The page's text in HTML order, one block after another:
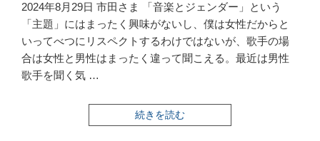
2024年8月29日 市田さま 「音楽とジェンダー」という
「主題」にはまったく興味がないし、僕は女性だからと
いってべつにリスペクトするわけではないが、歌手の場
合は女性と男性はまったく違って聞こえる。最近は男性
歌手を聞く気 …
“騒
音
続きを読む